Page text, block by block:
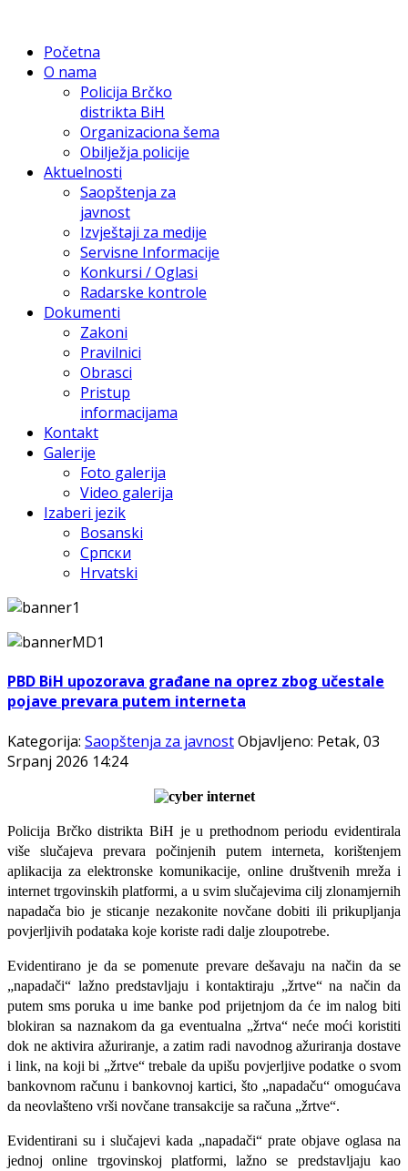
Početna
O nama
Policija Brčko
distrikta BiH
Organizaciona šema
Obilježja policije
Aktuelnosti
Saopštenja za
javnost
Izvještaji za medije
Servisne Informacije
Konkursi / Oglasi
Radarske kontrole
Dokumenti
Zakoni
Pravilnici
Obrasci
Pristup
informacijama
Kontakt
Galerije
Foto galerija
Video galerija
Izaberi jezik
Bosanski
Српски
Hrvatski
PBD BiH upozorava građane na oprez zbog učestale
pojave prevara putem interneta
Kategorija: Saopštenja za javnostObjavljeno: Petak, 03
Srpanj 2026 14:24
Policija Brčko distrikta BiH je u prethodnom periodu evidentirala
više slučajeva prevara počinjenih putem interneta, korištenjem
aplikacija za elektronske komunikacije, online društvenih mreža i
internet trgovinskih platformi, a u svim slučajevima cilj zlonamjernih
napadača bio je sticanje nezakonite novčane dobiti ili prikupljanja
povjerljivih podataka koje koriste radi dalje zloupotrebe.
Evidentirano je da se pomenute prevare dešavaju na način da se
„napadači“ lažno predstavljaju i kontaktiraju „žrtve“ na način da
putem sms poruka u ime banke pod prijetnjom da će im nalog biti
blokiran sa naznakom da ga eventualna „žrtva“ neće moći koristiti
dok ne aktivira ažuriranje, a zatim radi navodnog ažuriranja dostave
i link, na koji bi „žrtve“ trebale da upišu povjerljive podatke o svom
bankovnom računu i bankovnoj kartici, što „napadaču“ omogućava
da neovlašteno vrši novčane transakcije sa računa „žrtve“.
Evidentirani su i slučajevi kada „napadači“ prate objave oglasa na
jednoj online trgovinskoj platformi, lažno se predstavljaju kao